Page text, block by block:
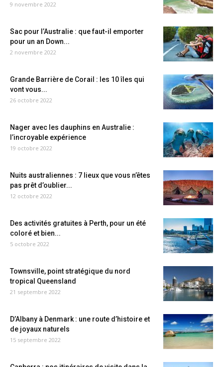
9 novembre 2022
Sac pour l’Australie : que faut-il emporter
pour un an Down...
2 novembre 2022
Grande Barrière de Corail : les 10 îles qui
vont vous...
26 octobre 2022
Nager avec les dauphins en Australie :
l’incroyable expérience
19 octobre 2022
Nuits australiennes : 7 lieux que vous n’êtes
pas prêt d’oublier...
12 octobre 2022
Des activités gratuites à Perth, pour un été
coloré et bien...
5 octobre 2022
Townsville, point stratégique du nord
tropical Queensland
21 septembre 2022
D’Albany à Denmark : une route d’histoire et
de joyaux naturels
15 septembre 2022